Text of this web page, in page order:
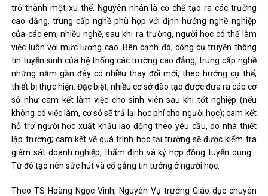
trở thành một xu thế. Nguyên nhân là cơ chế tạo ra các trường
cao đẳng, trung cấp nghề phù hợp với định hướng nghề nghiệp
của các em; nhiều nghề, sau khi ra trường, người học có thể làm
việc luôn với mức lương cao. Bên cạnh đó, công cụ truyền thông
tin tuyển sinh của hệ thống các trường cao đẳng, trung cấp nghề
những năm gần đây có nhiều thay đổi mới, theo hướng cụ thể,
thiết bị thực hiện. Đặc biệt, nhiều cơ sở đào tạo được đưa ra các cơ
sở như cam kết làm việc cho sinh viên sau khi tốt nghiệp (nếu
không có việc làm, cơ sở sẽ trả lại học phí cho người học); cam kết
hỗ trợ người học xuất khẩu lao động theo yêu cầu, do nhà thiết
lập trường; cam kết về quá trình học tại trường sẽ được kiểm tra
giám sát doanh nghiệp, thẩm định và ký hợp đồng tuyển dụng…
Từ đó tạo nên sức hút và cố gắng tin tưởng ở người học.
Theo TS Hoàng Ngọc Vinh, Nguyên Vụ trưởng Giáo dục chuyên